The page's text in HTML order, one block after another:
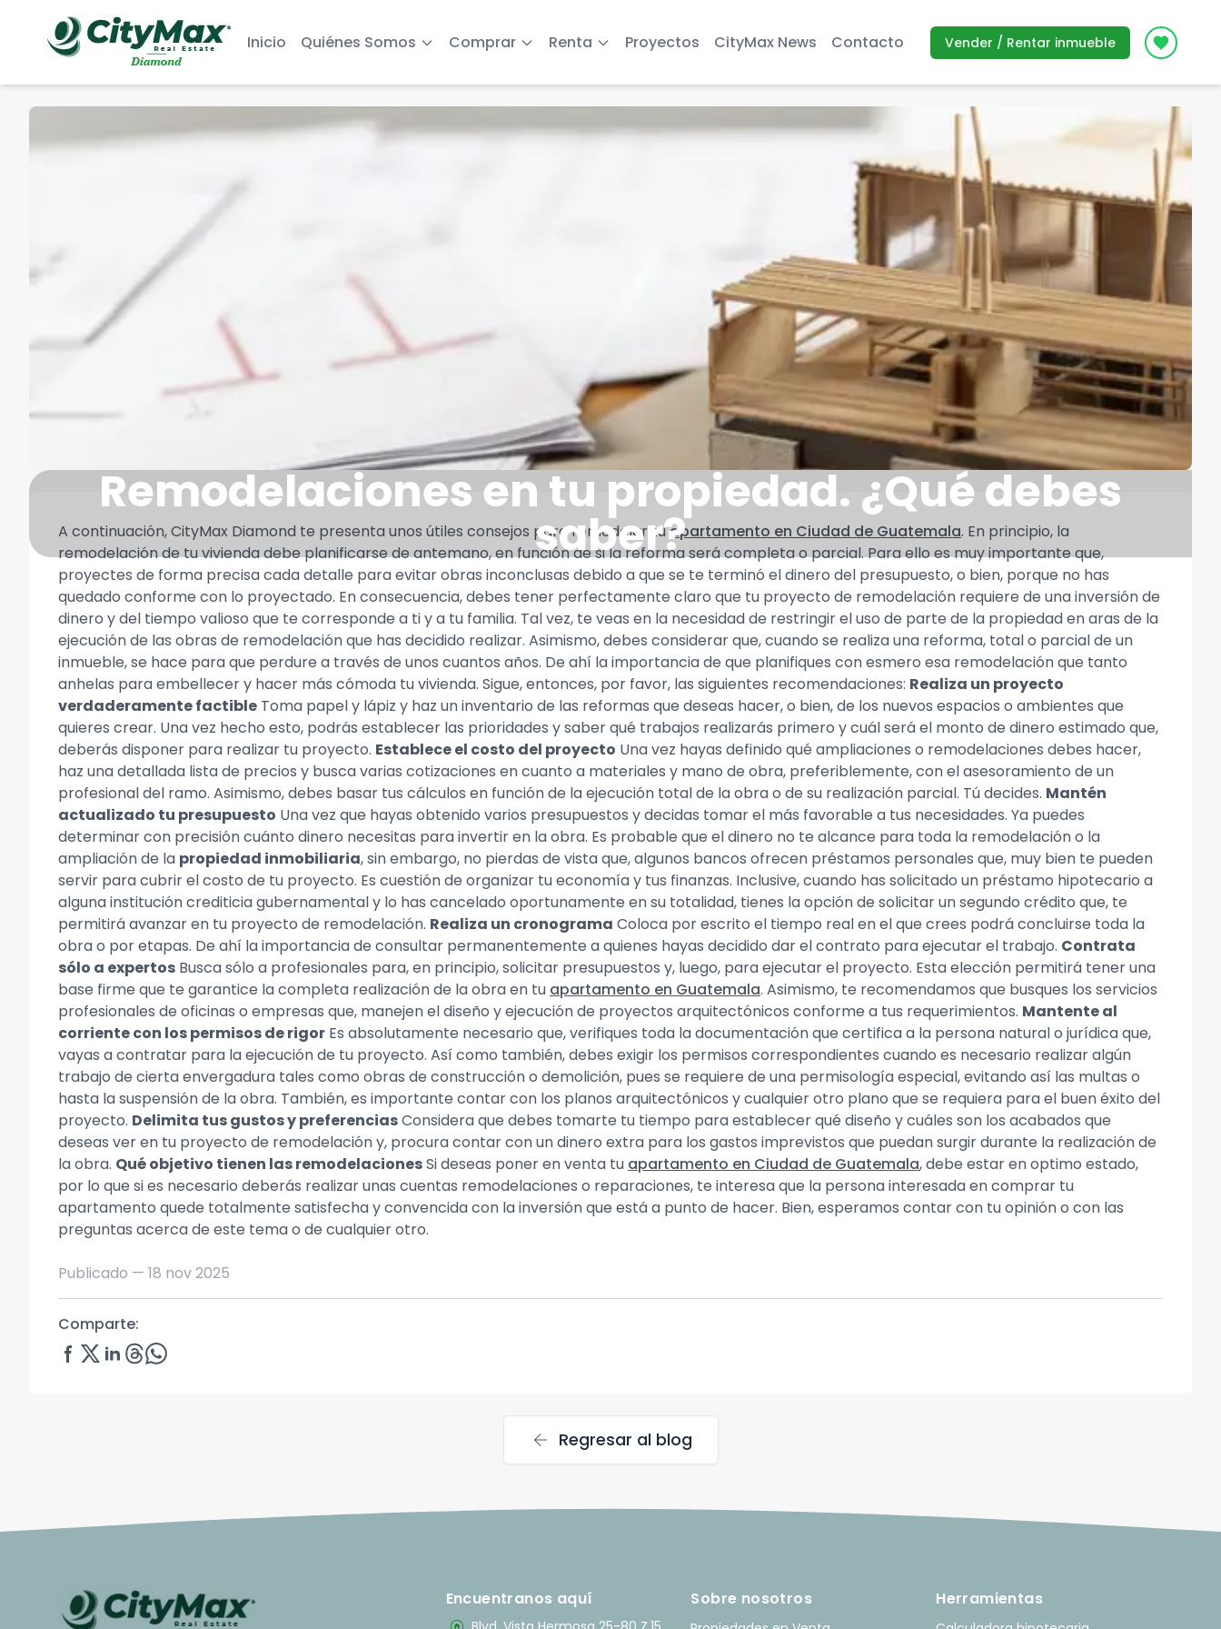
Inicio Quiénes Somos Comprar Renta Proyectos CityMax News Contacto Vender / Rentar inmueble Icon
Remodelaciones en tu propiedad. ¿Qué debes
saber?
A continuación, CityMax Diamond te presenta unos útiles consejos para remodelar tuapartamento en Ciudad de Guatemala. En principio, la
remodelación de tu vivienda debe planificarse de antemano, en función de si la reforma será completa o parcial. Para ello es muy importante que,
proyectes de forma precisa cada detalle para evitar obras inconclusas debido a que se te terminó el dinero del presupuesto, o bien, porque no has
quedado conforme con lo proyectado. En consecuencia, debes tener perfectamente claro que tu proyecto de remodelación requiere de una inversión de
dinero y del tiempo valioso que te corresponde a ti y a tu familia. Tal vez, te veas en la necesidad de restringir el uso de parte de la propiedad en aras de la
ejecución de las obras de remodelación que has decidido realizar. Asimismo, debes considerar que, cuando se realiza una reforma, total o parcial de un
inmueble, se hace para que perdure a través de unos cuantos años. De ahí la importancia de que planifiques con esmero esa remodelación que tanto
anhelas para embellecer y hacer más cómoda tu vivienda. Sigue, entonces, por favor, las siguientes recomendaciones: Realiza un proyecto
verdaderamente factible Toma papel y lápiz y haz un inventario de las reformas que deseas hacer, o bien, de los nuevos espacios o ambientes que
quieres crear. Una vez hecho esto, podrás establecer las prioridades y saber qué trabajos realizarás primero y cuál será el monto de dinero estimado que,
deberás disponer para realizar tu proyecto. Establece el costo del proyecto Una vez hayas definido qué ampliaciones o remodelaciones debes hacer,
haz una detallada lista de precios y busca varias cotizaciones en cuanto a materiales y mano de obra, preferiblemente, con el asesoramiento de un
profesional del ramo. Asimismo, debes basar tus cálculos en función de la ejecución total de la obra o de su realización parcial. Tú decides. Mantén
actualizado tu presupuesto Una vez que hayas obtenido varios presupuestos y decidas tomar el más favorable a tus necesidades. Ya puedes
determinar con precisión cuánto dinero necesitas para invertir en la obra. Es probable que el dinero no te alcance para toda la remodelación o la
ampliación de la propiedad inmobiliaria, sin embargo, no pierdas de vista que, algunos bancos ofrecen préstamos personales que, muy bien te pueden
servir para cubrir el costo de tu proyecto. Es cuestión de organizar tu economía y tus finanzas. Inclusive, cuando has solicitado un préstamo hipotecario a
alguna institución crediticia gubernamental y lo has cancelado oportunamente en su totalidad, tienes la opción de solicitar un segundo crédito que, te
permitirá avanzar en tu proyecto de remodelación. Realiza un cronograma Coloca por escrito el tiempo real en el que crees podrá concluirse toda la
obra o por etapas. De ahí la importancia de consultar permanentemente a quienes hayas decidido dar el contrato para ejecutar el trabajo. Contrata
sólo a expertos Busca sólo a profesionales para, en principio, solicitar presupuestos y, luego, para ejecutar el proyecto. Esta elección permitirá tener una
base firme que te garantice la completa realización de la obra en tu apartamento en Guatemala. Asimismo, te recomendamos que busques los servicios
profesionales de oficinas o empresas que, manejen el diseño y ejecución de proyectos arquitectónicos conforme a tus requerimientos. Mantente al
corriente con los permisos de rigor Es absolutamente necesario que, verifiques toda la documentación que certifica a la persona natural o jurídica que,
vayas a contratar para la ejecución de tu proyecto. Así como también, debes exigir los permisos correspondientes cuando es necesario realizar algún
trabajo de cierta envergadura tales como obras de construcción o demolición, pues se requiere de una permisología especial, evitando así las multas o
hasta la suspensión de la obra. También, es importante contar con los planos arquitectónicos y cualquier otro plano que se requiera para el buen éxito del
proyecto. Delimita tus gustos y preferenciasConsidera que debes tomarte tu tiempo para establecer qué diseño y cuáles son los acabados que
deseas ver en tu proyecto de remodelación y, procura contar con un dinero extra para los gastos imprevistos que puedan surgir durante la realización de
la obra. Qué objetivo tienen las remodelacionesSi deseas poner en venta tu apartamento en Ciudad de Guatemala, debe estar en optimo estado,
por lo que si es necesario deberás realizar unas cuentas remodelaciones o reparaciones, te interesa que la persona interesada en comprar tu
apartamento quede totalmente satisfecha y convencida con la inversión que está a punto de hacer. Bien, esperamos contar con tu opinión o con las
preguntas acerca de este tema o de cualquier otro.
Publicado — 18 nov 2025
Comparte:
arrow_back Regresar al blog
Encuentranos aquí Sobre nosotros Herramientas